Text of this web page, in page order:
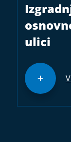
ulici